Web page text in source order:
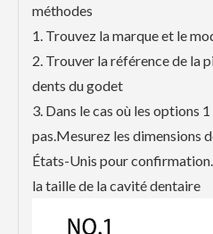
méthodes
1. Trouvez la marque et le
2. Trouver la référence de la
dents du godet
3. Dans le cas où les options
pas.Mesurez les dimensions
États-Unis pour
la taille de la cavité dentaire